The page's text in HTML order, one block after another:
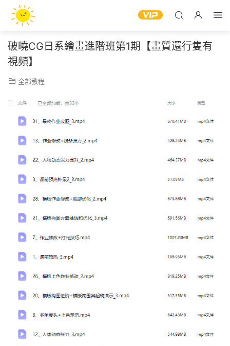
破曉CG日系繪畫進階班第1期【畫質還行隻有
視頻】
全部教程